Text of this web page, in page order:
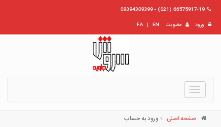
66575917-19 (021) - 09394309399
ورود
عضویت EN
|
FA
Toggle
navigation
صفحه اصلی ورود به حساب